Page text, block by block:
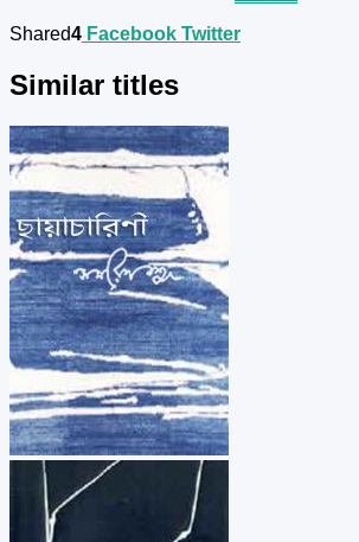
Shared4 Facebook Twitter
Similar titles